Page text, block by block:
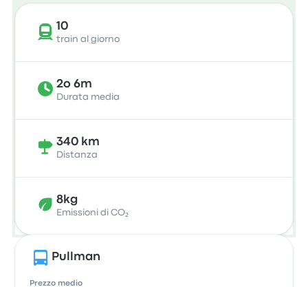
10
train al giorno
2o 6m
Durata media
340 km
Distanza
8kg
Emissioni di CO₂
Pullman
Prezzo medio